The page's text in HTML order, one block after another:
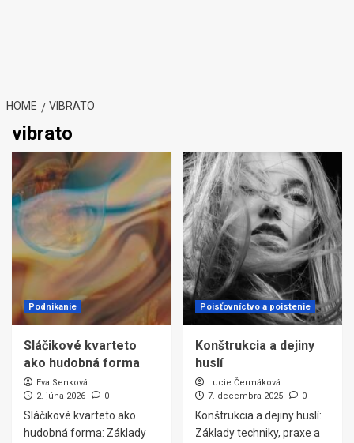
HOME VIBRATO
vibrato
Podnikanie
Sláčikové kvarteto
ako hudobná forma
Eva Senková
2. júna 2026
0
Sláčikové kvarteto ako
hudobná forma: Základy
Poisťovníctvo a poistenie
Konštrukcia a dejiny
huslí
Lucie Čermáková
7. decembra 2025
0
Konštrukcia a dejiny huslí:
Základy techniky, praxe a